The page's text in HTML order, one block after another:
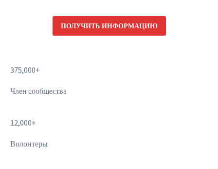
ПОЛУЧИТЬ ИНФОРМАЦИЮ
375,000+
Член сообщества
12,000+
Волонтеры